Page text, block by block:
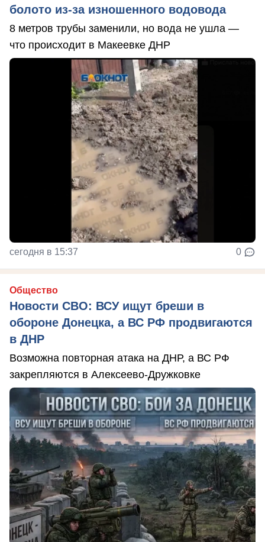
болото из-за изношенного водовода
8 метров трубы заменили, но вода не ушла —
что происходит в Макеевке ДНР
сегодня в 15:37 0
Общество
Новости СВО: ВСУ ищут бреши в
обороне Донецка, а ВС РФ продвигаются
в ДНР
Возможна повторная атака на ДНР, а ВС РФ
закрепляются в Алексеево-Дружковке